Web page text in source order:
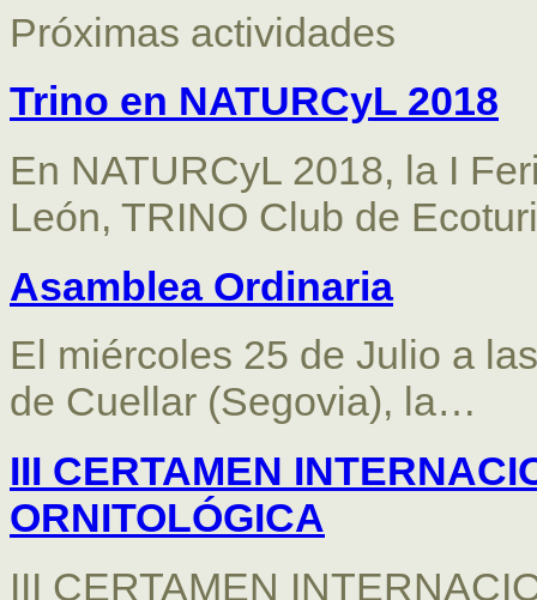
Próximas actividades
Trino en NATURCyL 2018
En NATURCyL 2018, la I
León, TRINO Club de
Asamblea Ordinaria
El miércoles 25 de Julio a
de Cuellar (Segovia), la…
III CERTAMEN
ORNITOLÓGICA
III CERTAMEN